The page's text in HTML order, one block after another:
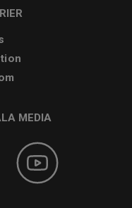
MEDIA